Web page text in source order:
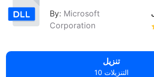
By: Microsoft
Corporation
تنزيل
10 التنزيلات